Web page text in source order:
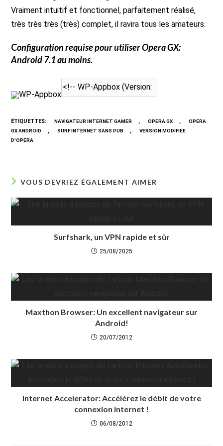
Vraiment intuitif et fonctionnel, parfaitement réalisé,
très très très (très) complet, il ravira tous les amateurs.
Configuration requise pour utiliserOpera GX:
Android 7.1 au moins.
WP-Appbox
ÉTIQUETTES: NAVIGATEUR INTERNET GAMER , OPERA GX ,
OPERA
GX ANDROID
, SURF INTERNET SANS PUB ,
VERSION MODIFIEE
D'OPERA
VOUS DEVRIEZ ÉGALEMENT AIMER
Surfshark, un VPN rapide et sûr
25/08/2025
Maxthon Browser: Un excellent navigateur sur
Android!
20/07/2012
Internet Accelerator: Accélérez le débit de votre
connexion internet !
06/08/2012